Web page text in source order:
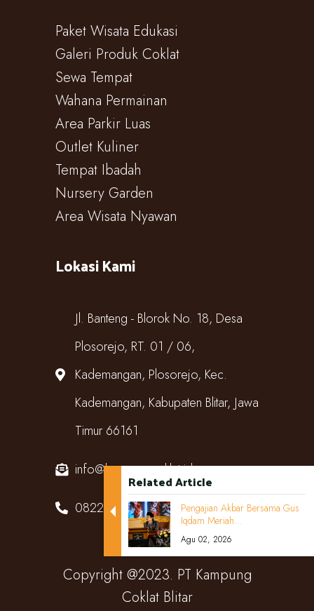
Related Article
Pengajian Akbar Bersama Gus
Iqdam Meriah...
Agu 02, 2026
Paket Wisata Edukasi
Galeri Produk Coklat
Sewa Tempat
Wahana Permainan
Area Parkir Luas
Outlet Kuliner
Tempat Ibadah
Nursery Garden
Area Wisata Nyawan
Lokasi Kami
Jl. Banteng - Blorok No. 18, Desa
Plosorejo, RT. 01 / 06,
Kademangan, Plosorejo, Kec.
Kademangan, Kabupaten Blitar, Jawa
Timur 66161
info@kampungcoklat.id
082220567818
Copyright @2023. PT Kampung
Coklat Blitar